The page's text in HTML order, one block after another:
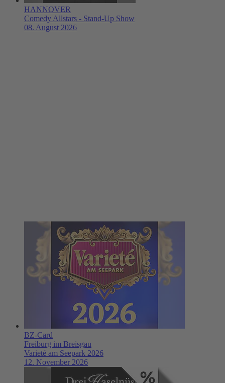
HANNOVER
Comedy Allstars - Stand-Up Show
08. August 2026
BZ-Card
Freiburg im Breisgau
Varieté am Seepark 2026
12. November 2026